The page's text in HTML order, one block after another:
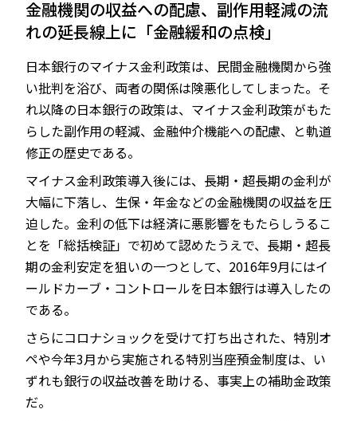
金融機関の収益への配慮、副作用軽減の流
れの延長線上に「金融緩和の点検」
日本銀行のマイナス金利政策は、民間金融機関から強
い批判を浴び、両者の関係は険悪化してしまった。そ
れ以降の日本銀行の政策は、マイナス金利政策がもた
らした副作用の軽減、金融仲介機能への配慮、と軌道
修正の歴史である。
マイナス金利政策導入後には、長期・超長期の金利が
大幅に下落し、生保・年金などの金融機関の収益を圧
迫した。金利の低下は経済に悪影響をもたらしうるこ
とを「総括検証」で初めて認めたうえで、長期・超長
期の金利安定を狙いの一つとして、2016年9月にはイ
ールドカーブ・コントロールを日本銀行は導入したの
である。
さらにコロナショックを受けて打ち出された、特別オ
ペや今年3月から実施される特別当座預金制度は、い
ずれも銀行の収益改善を助ける、事実上の補助金政策
だ。